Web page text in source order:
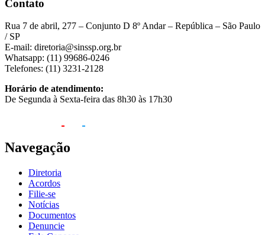
Contato
Rua 7 de abril, 277 – Conjunto D 8º Andar – República – São Paulo
/ SP
E-mail: diretoria@sinssp.org.br
Whatsapp: (11) 99686-0246
Telefones: (11) 3231-2128
Horário de atendimento:
De Segunda à Sexta-feira das 8h30 às 17h30
Navegação
Diretoria
Acordos
Filie-se
Notícias
Documentos
Denuncie